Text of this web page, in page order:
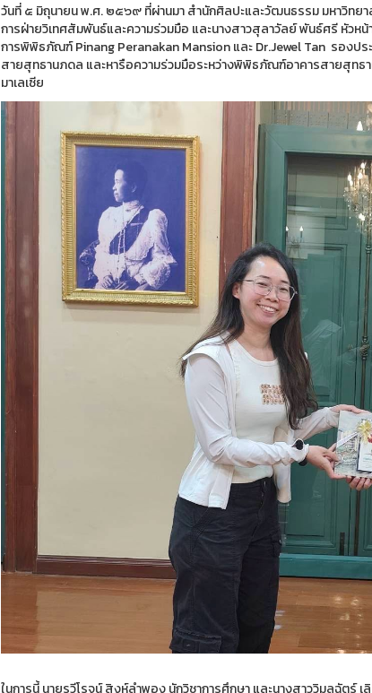
วันที่ ๕ มิถุนายน พ.ศ. ๒๕๖๙ ที่ผ่านมา สำนักศิลปะและวัฒนธรรม มหาวิทย
การฝ่ายวิเทศสัมพันธ์และความร่วมมือ และนางสาวสุลาวัลย์ พันธ์ศรี หัว
การพิพิธภัณฑ์ Pinang Peranakan Mansion และ Dr.Jewel Tan รองป
สายสุทธานภดล และหารือความร่วมมือระหว่างพิพิธภัณฑ์อาคารสายสุทธ
มาเลเซีย
ในการนี้ นายรวีโรจน์ สิงห์ลำพอง นักวิชาการศึกษา และนางสาววิมลฉัตร์